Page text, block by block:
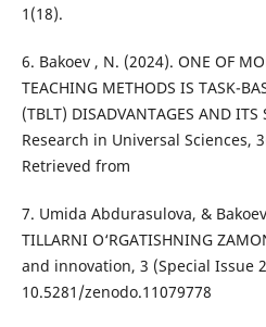
1(18).
6. Bakoev , N. (2024). ONE OF
TEACHING METHODS IS TASK-
(TBLT) DISADVANTAGES AND
Research in Universal Sciences,
Retrieved from
7. Umida Abdurasulova, &
TILLARNI O‘RGATISHNING
and innovation, 3 (Special Issue
10.5281/zenodo.11079778